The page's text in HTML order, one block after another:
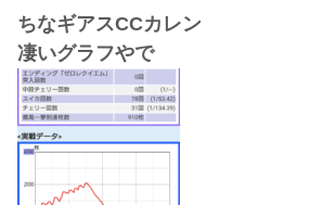
ちなギアスCCカレン
凄いグラフやで